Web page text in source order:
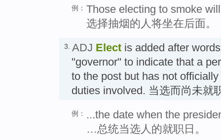
例： Those electing to smoke
选择抽烟的人将坐在后面。
3. ADJ Elect is added after
"governor" to indicate that a
to the post but has not
duties involved. 当选而尚未就
例：
...the date when the
…总统当选人的就职日。